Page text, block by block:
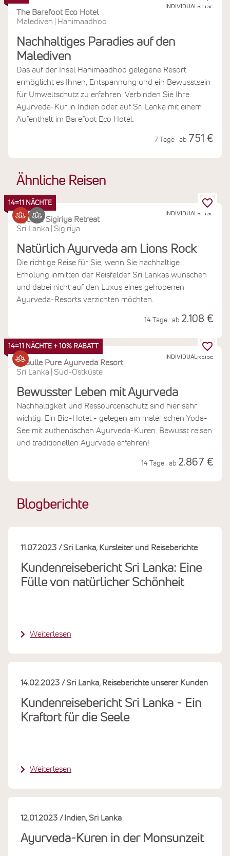
Blogberichte
Kundenreisebericht Sri Lanka: Eine
Fülle von natürlicher Schönheit
11.07.2023 Sri Lanka Kursleiter und Reiseberichte
Weiterlesen
Kundenreisebericht Sri Lanka - Ein
Kraftort für die Seele
14.02.2023 Sri Lanka Reiseberichte unserer Kunden
Weiterlesen
Ayurveda-Kuren in der Monsunzeit
12.01.2023 Indien Sri Lanka
Ähnliche Reisen
INDIVIDUALREISE
14=11 NÄCHTE
Ayurvie Sigiriya Retreat
Sri Lanka
Sigiriya
Natürlich Ayurveda am Lions Rock
Die richtige Reise für Sie, wenn Sie nachhaltige
Erholung inmitten der Reisfelder Sri Lankas wünschen
und dabei nicht auf den Luxus eines gehobenen
Ayurveda-Resorts verzichten möchten.
14 Tage ab 2.108 €
INDIVIDUALREISE
14=11 NÄCHTE + 10% RABATT
Thaulle Pure Ayurveda Resort
Sri Lanka
Süd-Ostküste
Bewusster Leben mit Ayurveda
Nachhaltigkeit und Ressourcenschutz sind hier sehr
wichtig. Ein Bio-Hotel - gelegen am malerischen Yoda-
See mit authentischen Ayurveda-Kuren. Bewusst reisen
und traditionellen Ayurveda erfahren!
14 Tage ab 2.867 €
INDIVIDUALREISE
The Barefoot Eco Hotel
Malediven
Hanimaadhoo
Nachhaltiges Paradies auf den
Malediven
Das auf der Insel Hanimaadhoo gelegene Resort
ermöglicht es Ihnen, Entspannung und ein Bewusstsein
für Umweltschutz zu erfahren. Verbinden Sie Ihre
Ayurveda-Kur in Indien oder auf Sri Lanka mit einem
Aufenthalt im Barefoot Eco Hotel.
7 Tage ab 751 €